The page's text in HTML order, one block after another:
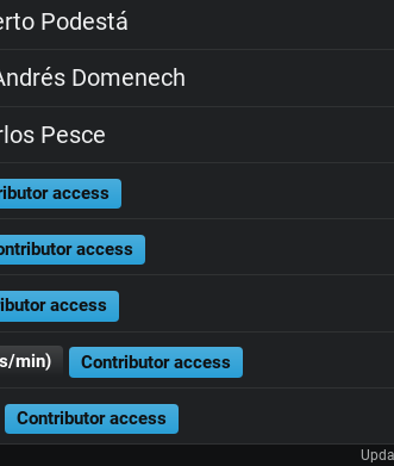
Podestá
Domenech
Pesce
access
access
access
min) Contributor access
Contributor access